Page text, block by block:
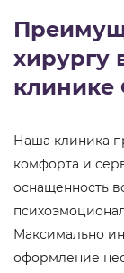
хирургу
клинике
Наша клиника
комфорта и
оснащенность
Максимально
оформление